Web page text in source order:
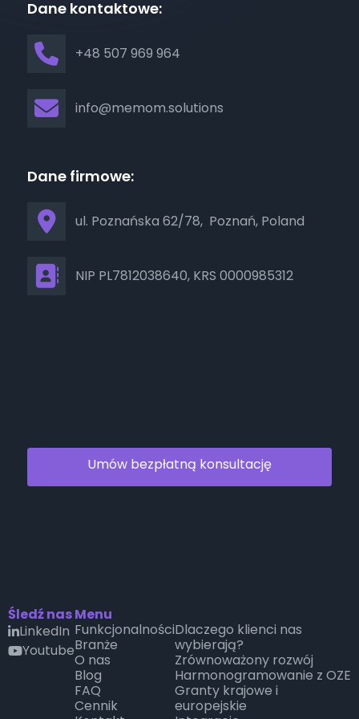
Dane kontaktowe:
phone +48 507 969 964
envelope info@memom.solutions
Dane firmowe:
 ul. Poznańska 62/78, Poznań, Poland
 NIP PL7812038640, KRS 0000985312
Umów bezpłatną konsultację
Śledź nas
LinkedIn
youtubeYoutube
Menu
Funkcjonalności
Branże
O nas
Blog
FAQ
Cennik
Dlaczego klienci nas
wybierają?
Zrównoważony rozwój
Harmonogramowanie z OZE
Granty krajowe i
europejskie